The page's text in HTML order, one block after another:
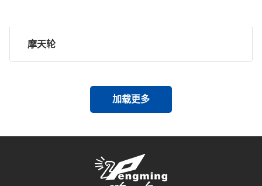
摩天轮
加载更多